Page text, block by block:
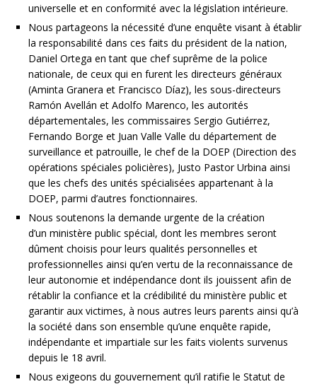
universelle et en conformité avec la législation intérieure.
Nous partageons la nécessité d’une enquête visant à établir
la responsabilité dans ces faits du président de la nation,
Daniel Ortega en tant que chef suprême de la police
nationale, de ceux qui en furent les directeurs généraux
(Aminta Granera et Francisco Díaz), les sous-directeurs
Ramón Avellán et Adolfo Marenco, les autorités
départementales, les commissaires Sergio Gutiérrez,
Fernando Borge et Juan Valle Valle du département de
surveillance et patrouille, le chef de la DOEP (Direction des
opérations spéciales policières), Justo Pastor Urbina ainsi
que les chefs des unités spécialisées appartenant à la
DOEP, parmi d’autres fonctionnaires.
Nous soutenons la demande urgente de la création
d’un ministère public spécial, dont les membres seront
dûment choisis pour leurs qualités personnelles et
professionnelles ainsi qu’en vertu de la reconnaissance de
leur autonomie et indépendance dont ils jouissent afin de
rétablir la confiance et la crédibilité du ministère public et
garantir aux victimes, à nous autres leurs parents ainsi qu’à
la société dans son ensemble qu’une enquête rapide,
indépendante et impartiale sur les faits violents survenus
depuis le 18 avril.
Nous exigeons du gouvernement qu’il ratifie le Statut de